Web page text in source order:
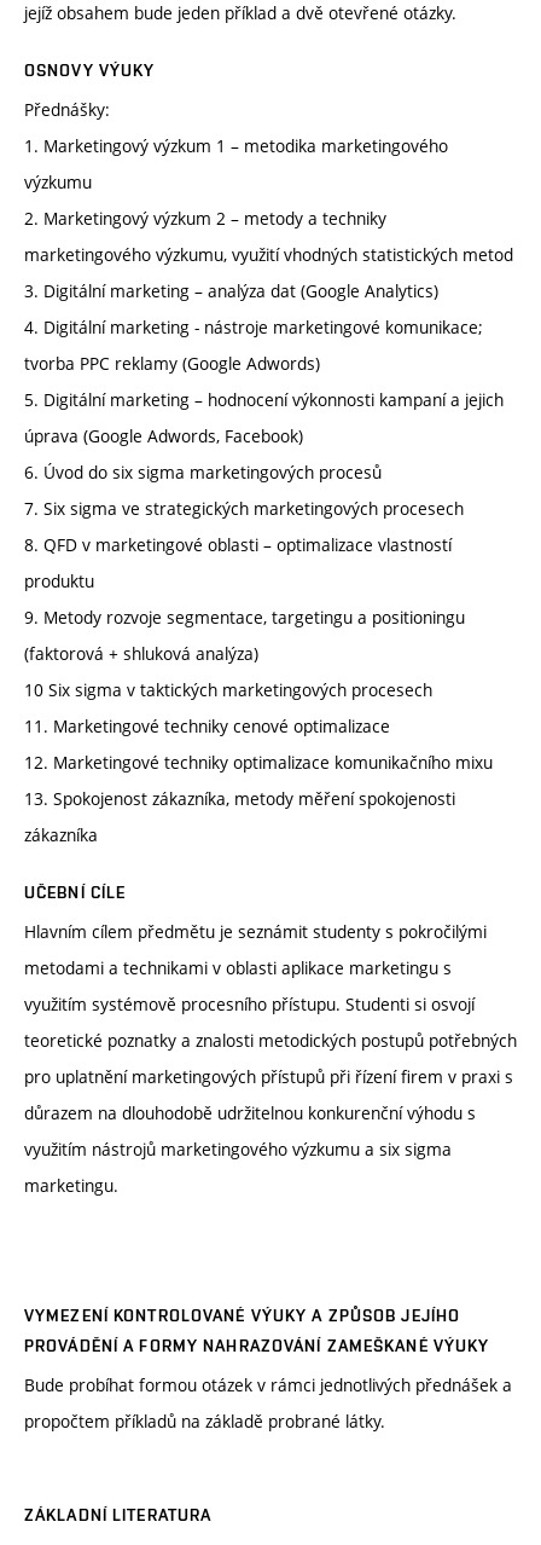
jejíž obsahem bude jeden příklad a dvě otevřené otázky.
OSNOVY VÝUKY
Přednášky:
1. Marketingový výzkum 1 – metodika marketingového
výzkumu
2. Marketingový výzkum 2 – metody a techniky
marketingového výzkumu, využití vhodných statistických metod
3. Digitální marketing – analýza dat (Google Analytics)
4. Digitální marketing - nástroje marketingové komunikace;
tvorba PPC reklamy (Google Adwords)
5. Digitální marketing – hodnocení výkonnosti kampaní a jejich
úprava (Google Adwords, Facebook)
6. Úvod do six sigma marketingových procesů
7. Six sigma ve strategických marketingových procesech
8. QFD v marketingové oblasti – optimalizace vlastností
produktu
9. Metody rozvoje segmentace, targetingu a positioningu
(faktorová + shluková analýza)
10 Six sigma v taktických marketingových procesech
11. Marketingové techniky cenové optimalizace
12. Marketingové techniky optimalizace komunikačního mixu
13. Spokojenost zákazníka, metody měření spokojenosti
zákazníka
UČEBNÍ CÍLE
Hlavním cílem předmětu je seznámit studenty s pokročilými
metodami a technikami v oblasti aplikace marketingu s
využitím systémově procesního přístupu. Studenti si osvojí
teoretické poznatky a znalosti metodických postupů potřebných
pro uplatnění marketingových přístupů při řízení firem v praxi s
důrazem na dlouhodobě udržitelnou konkurenční výhodu s
využitím nástrojů marketingového výzkumu a six sigma
marketingu.
VYMEZENÍ KONTROLOVANÉ VÝUKY A ZPŮSOB JEJÍHO
PROVÁDĚNÍ A FORMY NAHRAZOVÁNÍ ZAMEŠKANÉ VÝUKY
Bude probíhat formou otázek v rámci jednotlivých přednášek a
propočtem příkladů na základě probrané látky.
ZÁKLADNÍ LITERATURA